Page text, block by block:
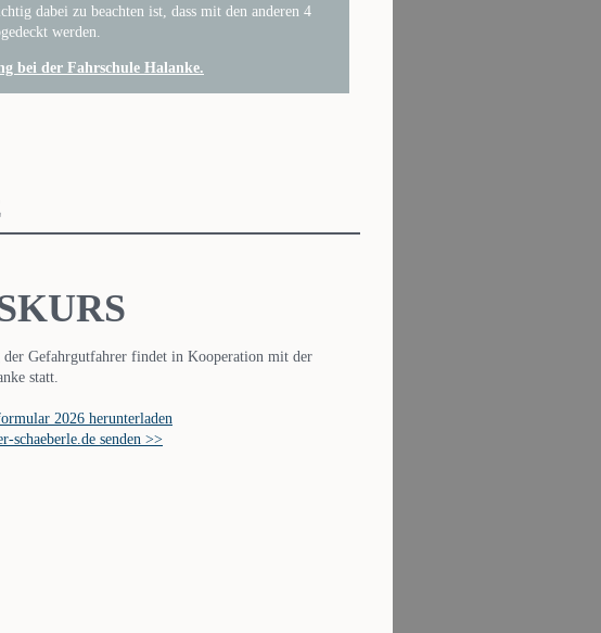
dabei zu beachten ist, dass mit den anderen 4
werden.
bei der Fahrschule Halanke.
Gefahrgutfahrer findet in Kooperation mit der
statt.
2026 herunterladen
schaeberle.de senden >>